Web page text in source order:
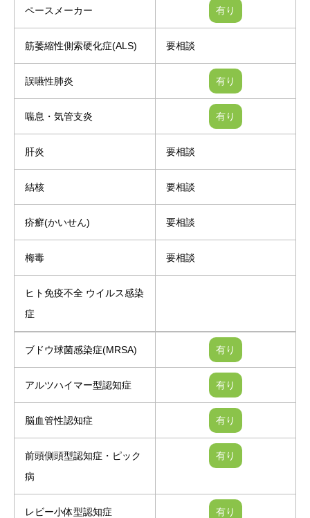
ペースメーカー
筋萎縮性側索硬化症(ALS) 要相談
誤嚥性肺炎
喘息・気管支炎
肝炎 要相談
結核 要相談
疥癬(かいせん) 要相談
梅毒 要相談
ヒト免疫不全 ウイルス感染
症
ブドウ球菌感染症(MRSA)
アルツハイマー型認知症
脳血管性認知症
前頭側頭型認知症・ピック
病
レビー小体型認知症